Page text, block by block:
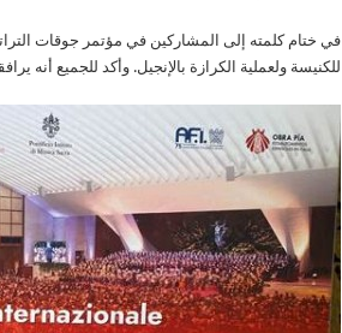
في ختام كلمته إلى المشاركين في مؤتمر جوقات
للكنيسة ولعملية الكرازة بالإنجيل. وأكد للجميع أنه